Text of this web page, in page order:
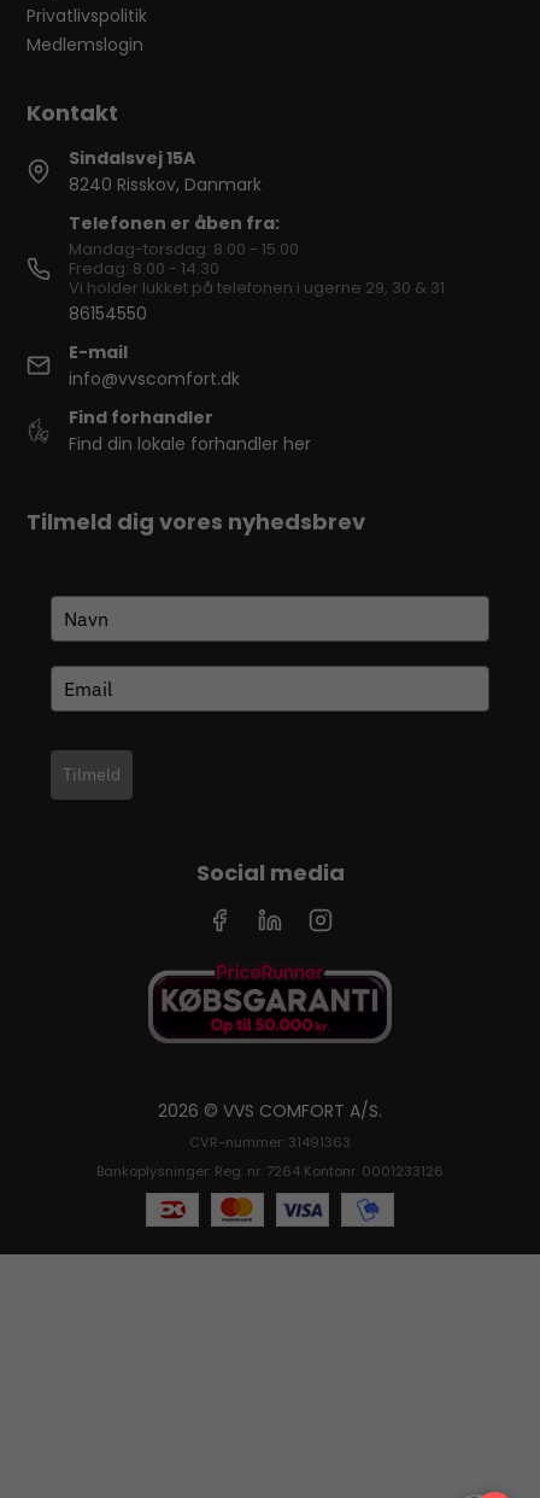
Privatlivspolitik
Medlemslogin
Sindalsvej 15A
8240 Risskov, Danmark
Telefonen er åben fra:
Mandag-torsdag: 8.00 - 15.00
Fredag: 8.00 - 14.30
Vi holder lukket på telefonen i ugerne 29, 30 & 31
86154550
E-mail
info@vvscomfort.dk
Find forhandler
Find din lokale forhandler her
Tilmeld dig vores nyhedsbrev
Tilmeld
Social media
2026 © VVS COMFORT A/S.
CVR-nummer: 31491363
Bankoplysninger: Reg. nr. 7264 Kontonr. 0001233126